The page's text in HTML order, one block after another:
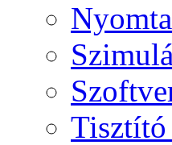
Tisztító